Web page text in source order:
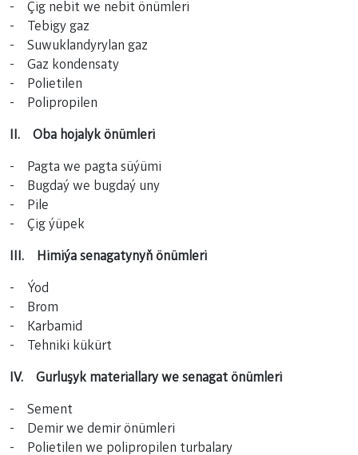
- Çig nebit we nebit önümleri
- Tebigy gaz
- Suwuklandyrylan gaz
- Gaz kondensaty
- Polietilen
- Polipropilen
II. Oba hojalyk önümleri
- Pagta we pagta süýümi
- Bugdaý we bugdaý uny
- Pile
- Çig ýüpek
III. Himiýa senagatynyň önümleri
- Ýod
- Brom
- Karbamid
- Tehniki kükürt
IV. Gurluşyk materiallary we senagat önümleri
- Sement
- Demir we demir önümleri
- Polietilen we polipropilen turbalary